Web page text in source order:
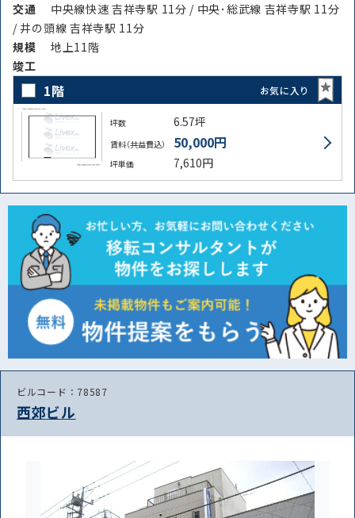
交通
中央線快速 吉祥寺駅 11分 / 中央･総武線 吉祥寺駅 11分
/ 井の頭線 吉祥寺駅 11分
規模
地上11階
竣⼯
1階 お気に入り
坪数 6.57坪
賃料（共益費込） 50,000円
坪単価 7,610円
ビルコード：78587
西郊ビル